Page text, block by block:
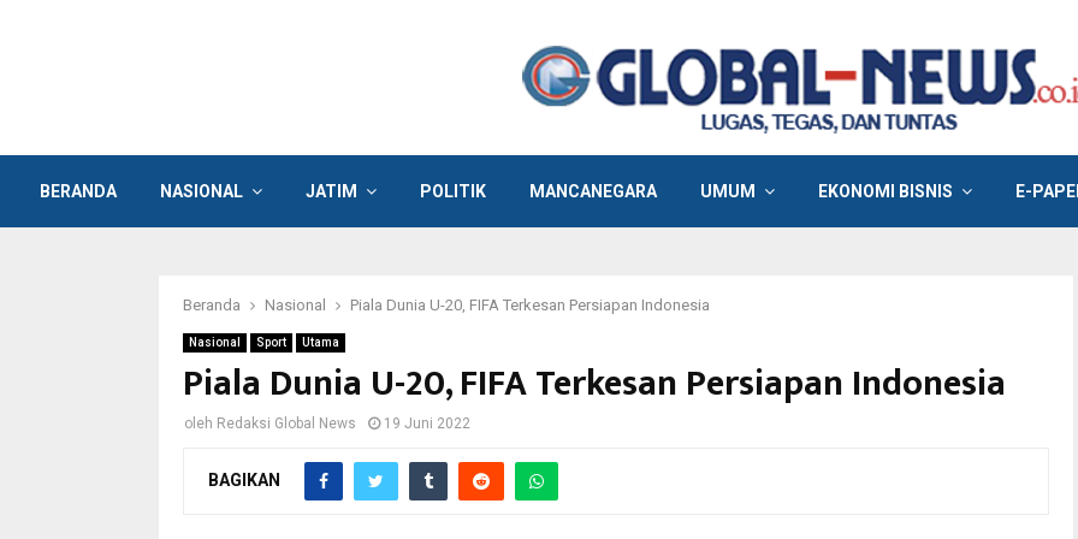
BERANDA NASIONAL JATIM POLITIK MANCANEGARA UMUM EKONOMI BISNIS E-
Beranda Nasional Piala Dunia U-20, FIFA Terkesan Persiapan Indonesia
Nasional Sport Utama
Piala Dunia U-20, FIFA Terkesan Persiapan Indonesia
oleh Redaksi Global News 19 Juni 2022
BAGIKAN